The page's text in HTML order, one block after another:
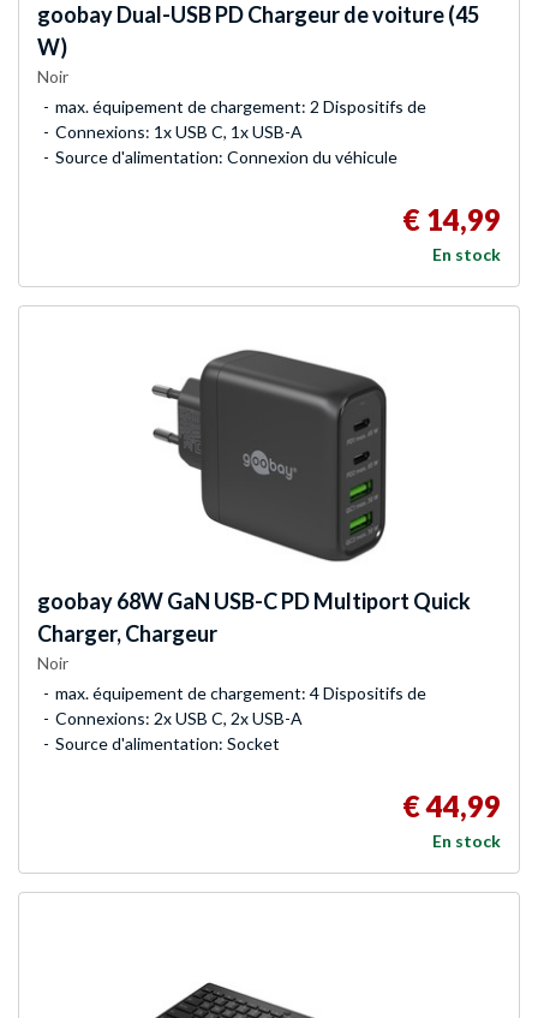
goobayDual-USB PD Chargeur de voiture (45
W)
Noir
max. équipement de chargement: 2 Dispositifs de
Connexions: 1x USB C, 1x USB-A
Source d'alimentation: Connexion du véhicule
€ 14,99
En stock
goobay68W GaN USB-C PD Multiport Quick
Charger, Chargeur
Noir
max. équipement de chargement: 4 Dispositifs de
Connexions: 2x USB C, 2x USB-A
Source d'alimentation: Socket
€ 44,99
En stock